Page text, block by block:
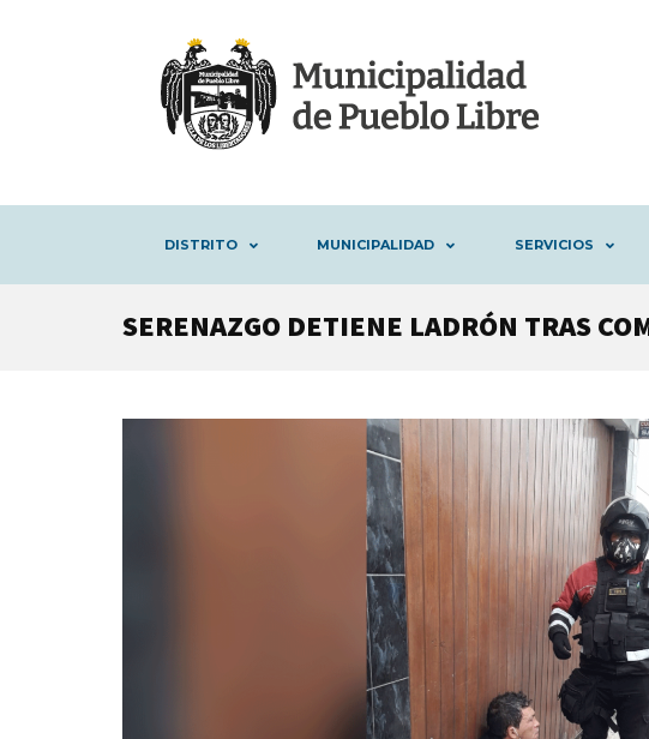
DISTRITO MUNICIPALIDAD SERVICIOS
SERENAZGO DETIENE LADRÓN TRAS